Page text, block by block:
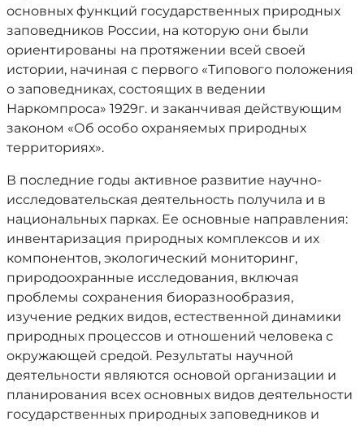
основных функций государственных природных
заповедников России, на которую они были
ориентированы на протяжении всей своей
истории, начиная с первого «Типового положения
о заповедниках, состоящих в ведении
Наркомпроса» 1929г. и заканчивая действующим
законом «Об особо охраняемых природных
территориях».
В последние годы активное развитие научно-
исследовательская деятельность получила и в
национальных парках. Ее основные направления:
инвентаризация природных комплексов и их
компонентов, экологический мониторинг,
природоохранные исследования, включая
проблемы сохранения биоразнообразия,
изучение редких видов, естественной динамики
природных процессов и отношений человека с
окружающей средой. Результаты научной
деятельности являются основой организации и
планирования всех основных видов деятельности
государственных природных заповедников и